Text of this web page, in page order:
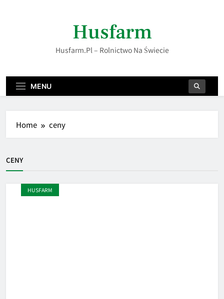
Husfarm
Husfarm.pl – Rolnictwo Na Świecie
MENU
Home ceny
CENY
HUSFARM